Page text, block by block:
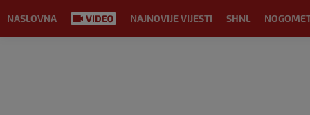
NASLOVNA NAJNOVIJE VIJESTI SHNL